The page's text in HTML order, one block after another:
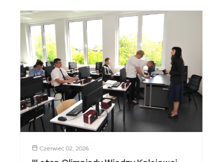
Czerwiec 02, 2026